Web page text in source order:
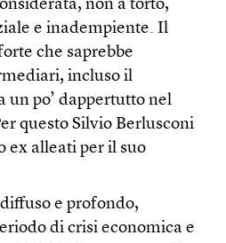
non a torto,
e inadempiente. Il
che saprebbe
incluso il
un po’ dappertutto nel
questo Silvio Berlusconi
ex alleati per il suo
e profondo,
di crisi economica e